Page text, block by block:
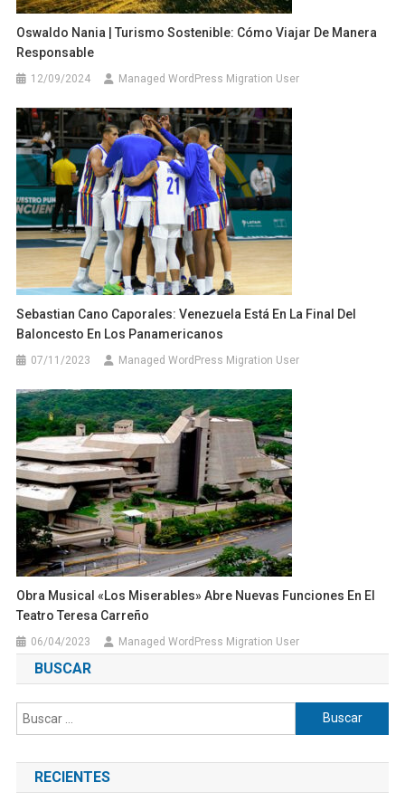
Oswaldo Nania | Turismo Sostenible: Cómo Viajar De Manera
Responsable
12/09/2024 Managed WordPress Migration User
Sebastian Cano Caporales: Venezuela Está En La Final Del
Baloncesto En Los Panamericanos
07/11/2023 Managed WordPress Migration User
Obra Musical «Los Miserables» Abre Nuevas Funciones En El
Teatro Teresa Carreño
06/04/2023 Managed WordPress Migration User
BUSCAR
Buscar:
RECIENTES